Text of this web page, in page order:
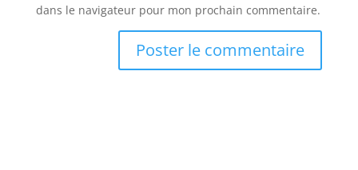
dans le navigateur pour mon prochain commentaire.